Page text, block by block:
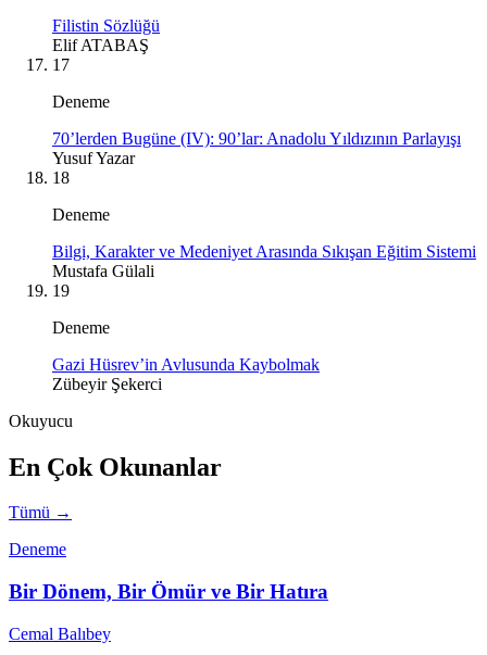
Filistin Sözlüğü
Elif ATABAŞ
17
Deneme
70’lerden Bugüne (IV): 90’lar: Anadolu Yıldızının Parlayışı
Yusuf Yazar
18
Deneme
Bilgi, Karakter ve Medeniyet Arasında Sıkışan Eğitim Sistemi
Mustafa Gülali
19
Deneme
Gazi Hüsrev’in Avlusunda Kaybolmak
Zübeyir Şekerci
Okuyucu
En Çok Okunanlar
Tümü →
Deneme
Bir Dönem, Bir Ömür ve Bir Hatıra
Cemal Balıbey